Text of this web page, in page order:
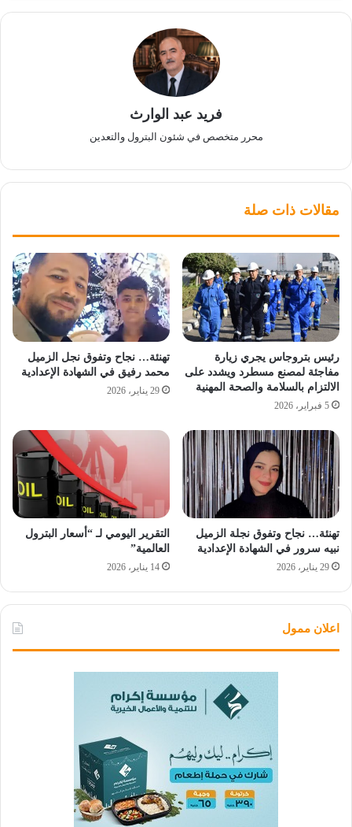
فريد عبد الوارث
محرر متخصص في شئون البترول والتعدين
مقالات ذات صلة
رئيس بتروجاس يجري زيارة
مفاجئة لمصنع مسطرد ويشدد على
الالتزام بالسلامة والصحة المهنية
5 فبراير، 2026
تهنئة… نجاح وتفوق نجل الزميل
محمد رفيق في الشهادة الإعدادية
29 يناير، 2026
تهنئة… نجاح وتفوق نجلة الزميل
نبيه سرور في الشهادة الإعدادية
29 يناير، 2026
التقرير اليومي لـ “أسعار البترول
العالمية”
14 يناير، 2026
اعلان ممول